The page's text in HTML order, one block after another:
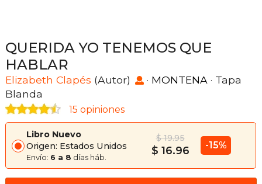
QUERIDA YO TENEMOS QUE
HABLAR
Elizabeth Clapés (Autor) · MONTENA · Tapa
Blanda
15 opiniones
Libro Nuevo
Origen: Estados Unidos
Envío: 6 a 8 días háb.
$ 19.95
$ 16.96 -15%